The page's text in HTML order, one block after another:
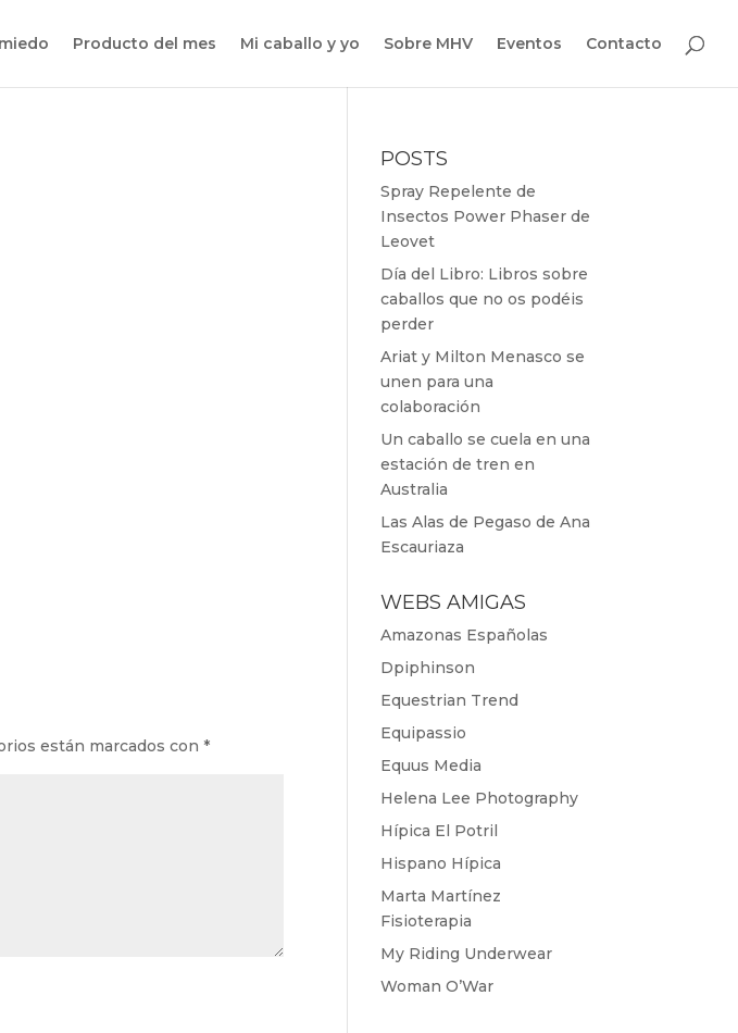
Producto del mes Mi caballo y yo Sobre MHV Eventos Contacto
están marcados con*
POSTS
Spray Repelente de
Insectos Power Phaser de
Leovet
Día del Libro: Libros sobre
caballos que no os podéis
perder
Ariat y Milton Menasco se
unen para una
colaboración
Un caballo se cuela en una
estación de tren en
Australia
Las Alas de Pegaso de Ana
Escauriaza
WEBS AMIGAS
Amazonas Españolas
Dpiphinson
Equestrian Trend
Equipassio
Equus Media
Helena Lee Photography
Hípica El Potril
Hispano Hípica
Marta Martínez
Fisioterapia
My Riding Underwear
Woman O’War